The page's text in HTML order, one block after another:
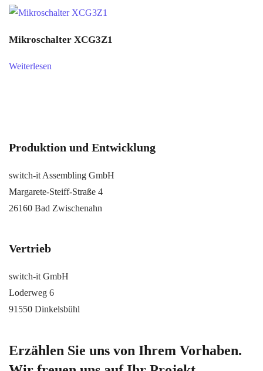
Mikroschalter XCG3Z1
Weiterlesen
Produktion und Entwicklung
switch-it Assembling GmbH
Margarete-Steiff-Straße 4
26160 Bad Zwischenahn
Vertrieb
switch-it GmbH
Loderweg 6
91550 Dinkelsbühl
Erzählen Sie uns von Ihrem Vorhaben.